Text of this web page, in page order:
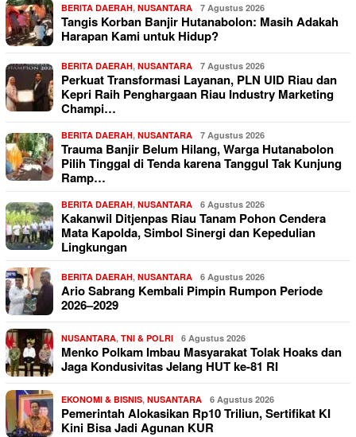
BERITA DAERAH, NUSANTARA 7 Agustus 2026
Tangis Korban Banjir Hutanabolon: Masih Adakah
Harapan Kami untuk Hidup?
BERITA DAERAH, NUSANTARA 7 Agustus 2026
Perkuat Transformasi Layanan, PLN UID Riau dan
Kepri Raih Penghargaan Riau Industry Marketing
Champi…
BERITA DAERAH, NUSANTARA 7 Agustus 2026
Trauma Banjir Belum Hilang, Warga Hutanabolon
Pilih Tinggal di Tenda karena Tanggul Tak Kunjung
Ramp…
BERITA DAERAH, NUSANTARA 6 Agustus 2026
Kakanwil Ditjenpas Riau Tanam Pohon Cendera
Mata Kapolda, Simbol Sinergi dan Kepedulian
Lingkungan
BERITA DAERAH, NUSANTARA 6 Agustus 2026
Ario Sabrang Kembali Pimpin Rumpon Periode
2026–2029
NUSANTARA, TNI & POLRI 6 Agustus 2026
Menko Polkam Imbau Masyarakat Tolak Hoaks dan
Jaga Kondusivitas Jelang HUT ke-81 RI
EKONOMI & BISNIS, NUSANTARA 6 Agustus 2026
Pemerintah Alokasikan Rp10 Triliun, Sertifikat KI
Kini Bisa Jadi Agunan KUR